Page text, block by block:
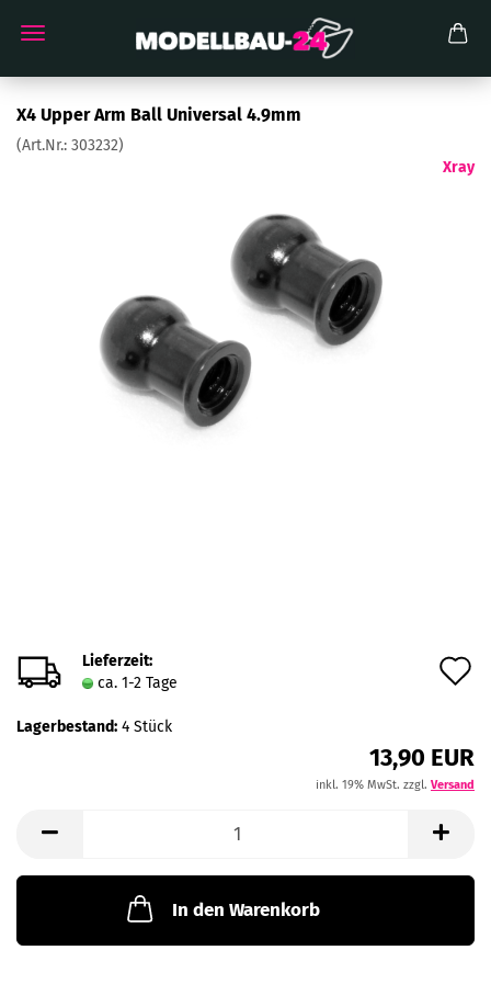
X4 Upper Arm Ball Universal 4.9mm
(Art.Nr.: 303232)
Xray
Lieferzeit:
ca. 1-2 Tage
Lagerbestand: 4 Stück
13,90 EUR
inkl. 19% MwSt. zzgl. Versand
In den Warenkorb